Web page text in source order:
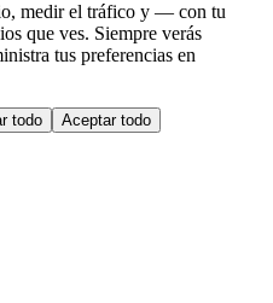
medir el tráfico y — con tu
que ves. Siempre verás
tus preferencias en
todo Aceptar todo